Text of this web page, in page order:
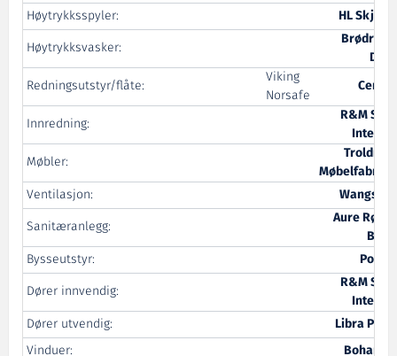
Høytrykksspyler:
HL Skjong
Høytrykksvasker:
Brødrene
Dahl
Redningsutstyr/flåte:
Viking
Norsafe
Certex
Innredning:
R&M Ship
Interior
Møbler:
Troldmyr
Møbelfabrikk
Ventilasjon:
Wangsmo
Sanitæranlegg:
Aure Rør &
Bygg
Bysseutstyr:
Power
Dører innvendig:
R&M Ship
Interior
Dører utvendig:
Libra Plast
Vinduer:
Bohamet